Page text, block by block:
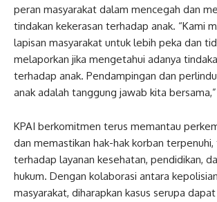
peran masyarakat dalam mencegah dan
tindakan kekerasan terhadap anak. “Kami
lapisan masyarakat untuk lebih peka dan
melaporkan jika mengetahui adanya
terhadap anak. Pendampingan dan
anak adalah tanggung jawab kita
KPAI berkomitmen terus memantau
dan memastikan hak-hak korban terpenuhi,
terhadap layanan kesehatan, pendidikan,
hukum. Dengan kolaborasi antara
masyarakat, diharapkan kasus serupa